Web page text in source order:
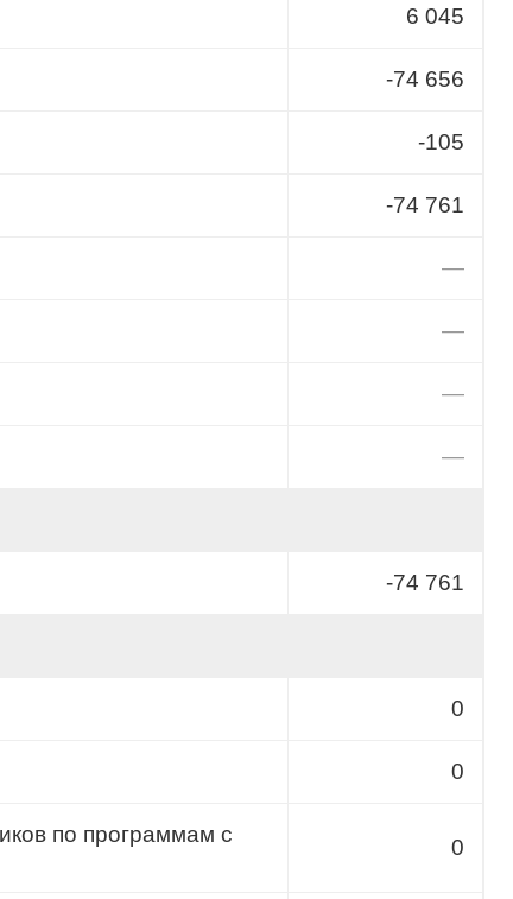
6 045
-74 656
-105
-74 761
—
—
—
—
-74 761
0
0
по программам с
0